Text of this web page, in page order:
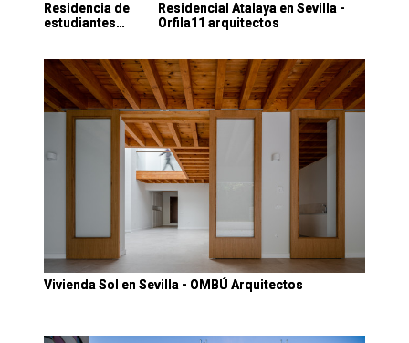
Residencia de
estudiantes…
Residencial Atalaya en Sevilla -
Orfila11 arquitectos
Vivienda Sol en Sevilla - OMBÚ Arquitectos